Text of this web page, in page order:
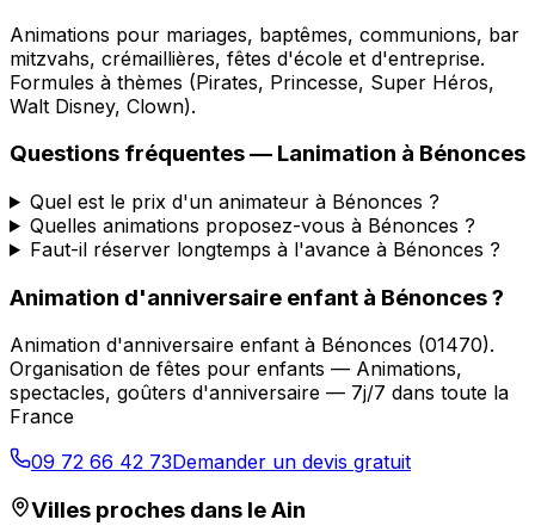
Animations pour mariages, baptêmes, communions, bar
mitzvahs, crémaillières, fêtes d'école et d'entreprise.
Formules à thèmes (Pirates, Princesse, Super Héros,
Walt Disney, Clown).
Questions fréquentes — Lanimation à Bénonces
Quel est le prix d'un animateur à Bénonces ?
Quelles animations proposez-vous à Bénonces ?
Faut-il réserver longtemps à l'avance à Bénonces ?
Animation d'anniversaire enfant à Bénonces?
Animation d'anniversaire enfant à Bénonces (01470).
Organisation de fêtes pour enfants — Animations,
spectacles, goûters d'anniversaire — 7j/7 dans toute la
France
09 72 66 42 73Demander un devis gratuit
Villes proches dans leAin